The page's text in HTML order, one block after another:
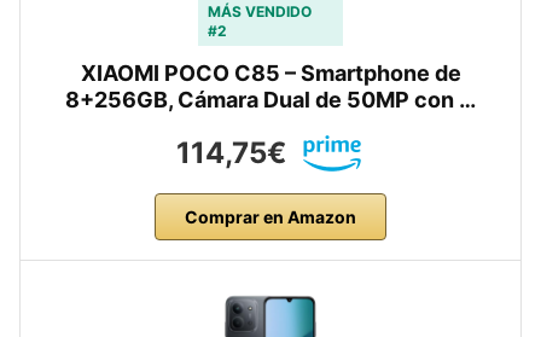
MÁS VENDIDO
#2
XIAOMI POCO C85 – Smartphone de
8+256GB, Cámara Dual de 50MP con …
114,75€
Comprar en Amazon